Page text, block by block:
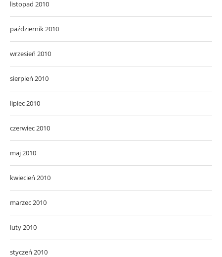
listopad 2010
październik 2010
wrzesień 2010
sierpień 2010
lipiec 2010
czerwiec 2010
maj 2010
kwiecień 2010
marzec 2010
luty 2010
styczeń 2010